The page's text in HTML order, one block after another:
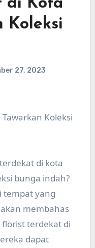
di Kota
Koleksi
27, 2023
di kota
bunga indah?
tempat yang
membahas
terdekat di
dapat